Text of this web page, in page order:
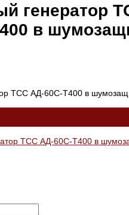
генератор
в
ТСС АД-60С-Т400 в